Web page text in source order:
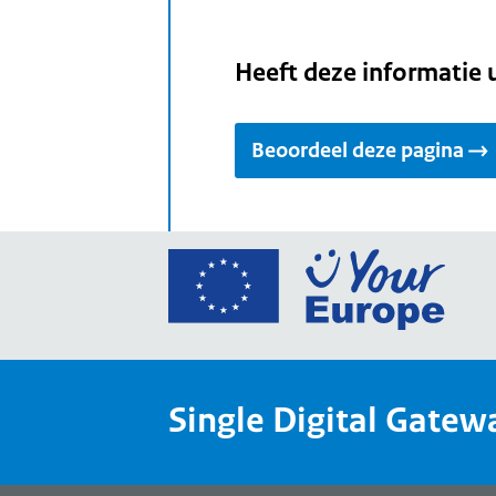
Heeft deze informatie
Beoordeel deze pagina
Ga
Your
een
Single Digital